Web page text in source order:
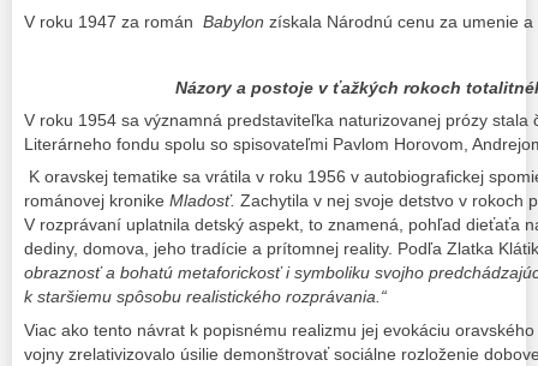
V roku 1947 za román Babylon získala Národnú cenu za umenie a
Názory a postoje v ťažkých rokoch
V roku 1954 sa významná predstaviteľka naturizovanej prózy stala
Literárneho fondu spolu so spisovateľmi Pavlom Horovom,
K oravskej tematike sa vrátila v roku 1956 v autobiografickej
románovej kronike Mladosť. Zachytila v nej svoje detstvo v rokoch
V rozprávaní uplatnila detský aspekt, to znamená, pohľad dieťaťa
dediny, domova, jeho tradície a prítomnej reality. Podľa Zlatka
obraznosť a bohatú metaforickosť i symboliku svojho
k staršiemu spôsobu realistického rozprávania.“
Viac ako tento návrat k popisnému realizmu jej evokáciu
vojny zrelativizovalo úsilie demonštrovať sociálne rozloženie